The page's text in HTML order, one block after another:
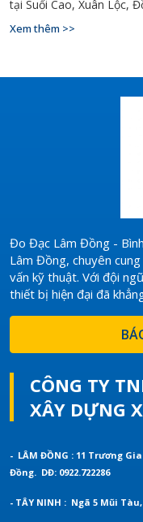
tại Suối Cao, Xuân Lộc,
pháp lý, hồ sơ kỹ thuật
Xem thêm >>
Đo Đạc Lâm Đồng -
Lâm Đồng, chuyên
vấn kỹ thuật. Với đội
thiết bị hiện đại đã
CÔNG TY
XÂY DỰNG
- LÂM ĐỒNG : 11 Trương
Đồng. DĐ: 0922.722286
- TÂY NINH : Ngã 5 Mũi